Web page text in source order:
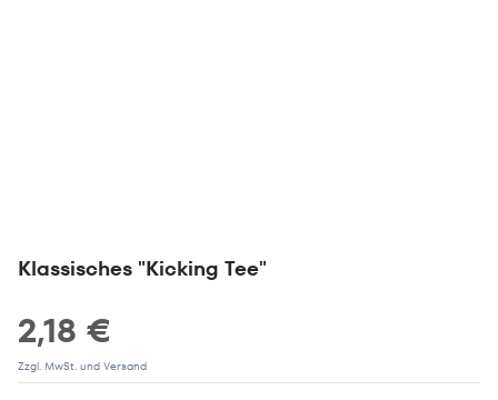
Klassisches "Kicking Tee"
2,18 €
Zzgl. MwSt. und Versand